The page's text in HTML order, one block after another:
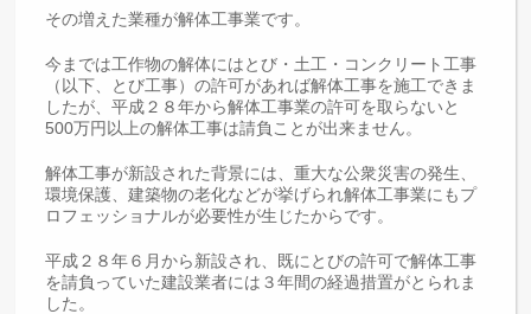
その増えた業種が解体工事業です。
今までは工作物の解体にはとび・土工・コンクリート工事
（以下、とび工事）の許可があれば解体工事を施工できま
したが、平成２８年から解体工事業の許可を取らないと
500万円以上の解体工事は請負ことが出来ません。
解体工事が新設された背景には、重大な公衆災害の発生、
環境保護、建築物の老化などが挙げられ解体工事業にもプ
ロフェッショナルが必要性が生じたからです。
平成２８年６月から新設され、既にとびの許可で解体工事
を請負っていた建設業者には３年間の経過措置がとられま
した。